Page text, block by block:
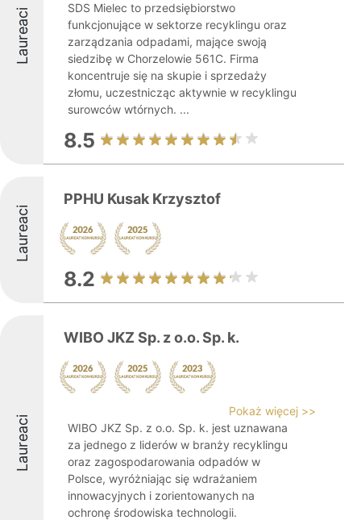
Laureaci
SDS Mielec to przedsiębiorstwo
funkcjonujące w sektorze recyklingu oraz
zarządzania odpadami, mające swoją
siedzibę w Chorzelowie 561C. Firma
koncentruje się na skupie i sprzedaży
złomu, uczestnicząc aktywnie w recyklingu
surowców wtórnych. ...
8.5
Laureaci
PPHU Kusak Krzysztof
8.2
Laureaci
WIBO JKZ Sp. z o.o. Sp. k.
Pokaż więcej >>
WIBO JKZ Sp. z o.o. Sp. k. jest uznawana
za jednego z liderów w branży recyklingu
oraz zagospodarowania odpadów w
Polsce, wyróżniając się wdrażaniem
innowacyjnych i zorientowanych na
ochronę środowiska technologii.